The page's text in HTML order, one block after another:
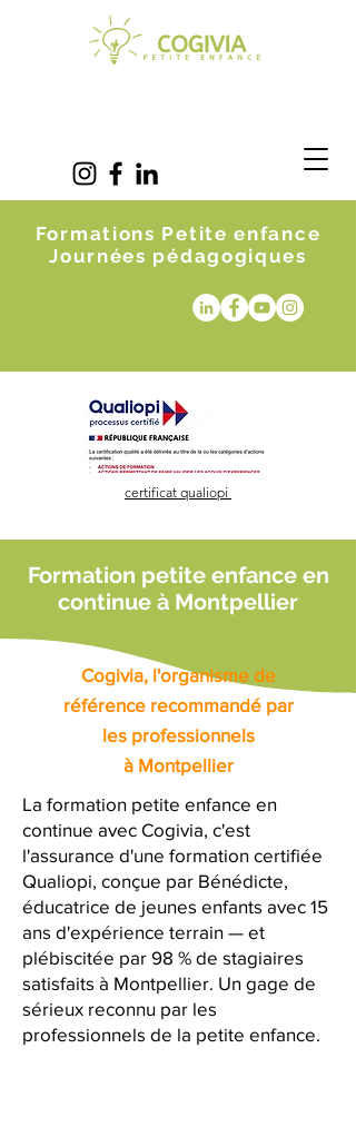
Formations Petite enfance
Journées pédagogiques
certificat qualiopi
Formation petite enfance en
continue à Montpellier
Cogivia, l'organisme de
référence recommandé par
les professionnels
à Montpellier
La formation petite enfance en
continue avec Cogivia, c'est
l'assurance d'une formation certifiée
Qualiopi, conçue par Bénédicte,
éducatrice de jeunes enfants avec 15
ans d'expérience terrain — et
plébiscitée par 98 % de stagiaires
satisfaits à Montpellier. Un gage de
sérieux reconnu par les
professionnels de la petite enfance.